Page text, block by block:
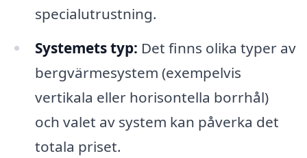
specialutrustning.
Systemets typ: Det finns olika typer av
bergvärmesystem (exempelvis
vertikala eller horisontella borrhål)
och valet av system kan påverka det
totala priset.